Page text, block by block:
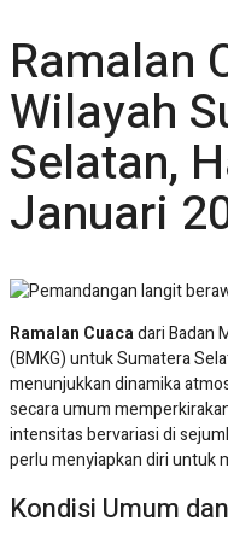
Ramalan
Wilayah
Selatan,
Januari
Ramalan Cuacadari Badan
(BMKG) untuk Sumatera
menunjukkan dinamika
secara umum
intensitas bervariasi di
perlu menyiapkan diri untuk
Kondisi Umum